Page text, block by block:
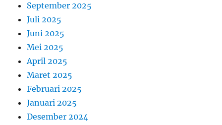
September 2025
Juli 2025
Juni 2025
Mei 2025
April 2025
Maret 2025
Februari 2025
Januari 2025
Desember 2024